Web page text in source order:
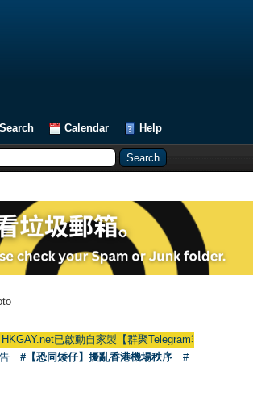
Search Calendar Help
已啟動自家製【群聚Telegram群組】
#【恐同矮仔】擾亂香港機場秩序
#